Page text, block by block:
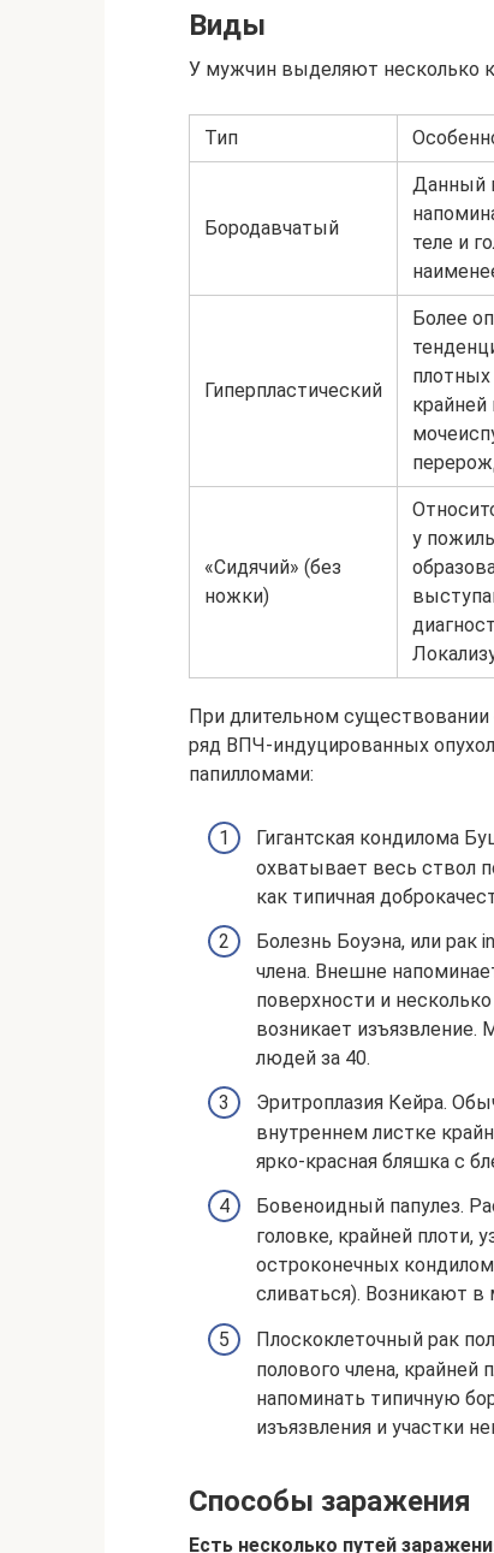
Виды
У мужчин выделяют несколько
Тип
Бородавчатый
Данный
теле и
Гиперпластический
Более
плотных
«Сидячий» (без
ножки)
у
При длительном существовании
ряд ВПЧ-индуцированных
папилломами:
Гигантская кондилома
охватывает весь ствол
как типичная
Болезнь Боуэна, или рак
члена. Внешне
поверхности и
возникает изъязвление.
людей за 40.
Эритроплазия Кейра.
внутреннем листке
ярко-красная бляшка с
Бовеноидный папулез.
головке, крайней плоти,
остроконечных
сливаться). Возникают в
Плоскоклеточный рак
полового члена,
напоминать типичную
изъязвления и участки
Способы заражения
Есть несколько путей